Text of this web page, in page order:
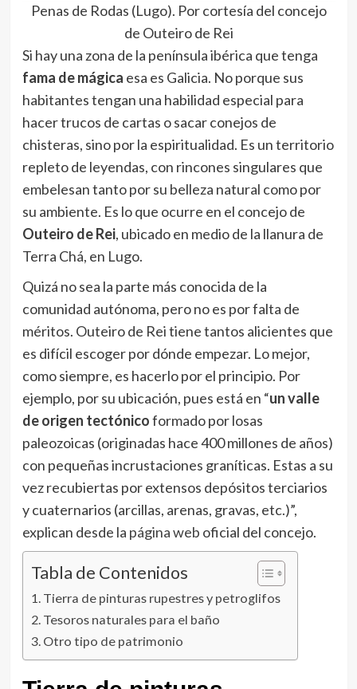
Penas de Rodas (Lugo). Por cortesía del concejo
de Outeiro de Rei
Si hay una zona de la península ibérica que tenga
fama de mágica esa es Galicia. No porque sus
habitantes tengan una habilidad especial para
hacer trucos de cartas o sacar conejos de
chisteras, sino por la espiritualidad. Es un territorio
repleto de leyendas, con rincones singulares que
embelesan tanto por su belleza natural como por
su ambiente. Es lo que ocurre en el concejo de
Outeiro de Rei, ubicado en medio de la llanura de
Terra Chá, en Lugo.
Quizá no sea la parte más conocida de la
comunidad autónoma, pero no es por falta de
méritos. Outeiro de Rei tiene tantos alicientes que
es difícil escoger por dónde empezar. Lo mejor,
como siempre, es hacerlo por el principio. Por
ejemplo, por su ubicación, pues está en “un valle
de origen tectónicoformado por losas
paleozoicas (originadas hace 400 millones de años)
con pequeñas incrustaciones graníticas. Estas a su
vez recubiertas por extensos depósitos terciarios
y cuaternarios (arcillas, arenas, gravas, etc.)”,
explican desde la página web oficial del concejo.
Tabla de Contenidos
Tierra de pinturas rupestres y petroglifos
Tesoros naturales para el baño
Otro tipo de patrimonio